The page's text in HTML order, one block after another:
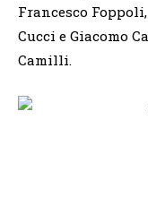
Francesco
Cucci e Giacomo
Camilli.